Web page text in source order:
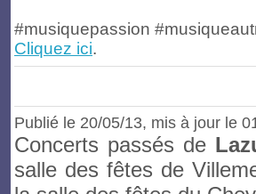
#musiquepassion
Cliquez ici.
Publié le 20/05/13, mis à jour le
Concerts passés de
salle des fêtes de